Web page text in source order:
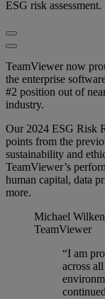
ESG risk assessment.
TeamViewer now
the enterprise
#2 position out of
industry.
Our 2024 ESG Risk
points from the
sustainability and
TeamViewer’s
human capital, data
more.
Michael
TeamViewer
“I am
across